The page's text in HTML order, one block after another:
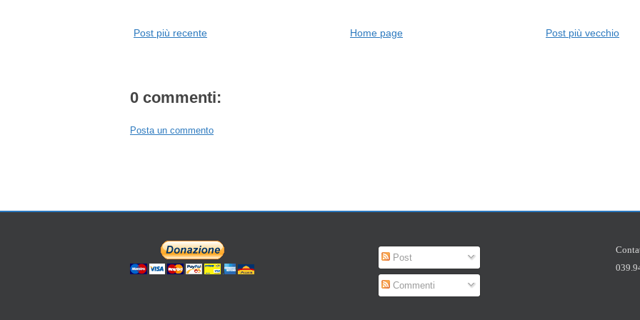
Post più recente Post più vecchio
Home page
0 commenti:
Posta un commento
Post
Commenti